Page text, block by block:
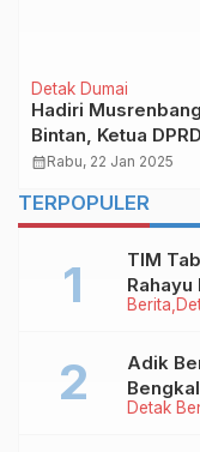
Detak Dumai
Hadiri Musrenbang
Bintan, Ketua DPRD
Dumai: RT Jangan
calendar_monthRabu, 22 Jan 2025
TERPOPULER
Berita
TIM
Rahayu
Kredit
Detak
Adik